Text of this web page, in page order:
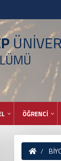
ÖĞRENCİ